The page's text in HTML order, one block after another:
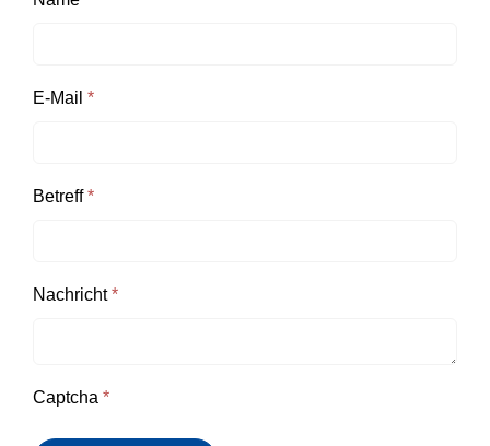
E-Mail *
Betreff*
Nachricht*
Captcha *